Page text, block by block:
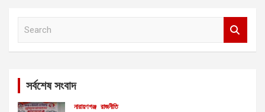
সর্বশেষ সংবাদ
নারায়ণগঞ্জ রাজনীতি